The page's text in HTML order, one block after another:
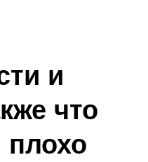
и
что
плохо